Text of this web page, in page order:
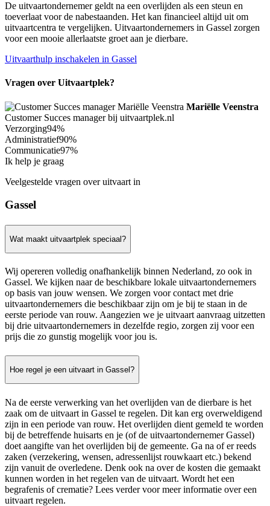
De uitvaartondernemer geldt na een overlijden als een steun en
toeverlaat voor de nabestaanden. Het kan financieel altijd uit om
uitvaartcentra te vergelijken. Uitvaartondernemers in Gassel zorgen
voor een mooie allerlaatste groet aan je dierbare.
Uitvaarthulp inschakelen in Gassel
Vragen over Uitvaartplek?
Mariëlle Veenstra
Customer Succes manager bij uitvaartplek.nl
Verzorging94%
Administratief90%
Communicatie97%
Ik help je graag
Veelgestelde vragen over uitvaart in
Gassel
Wat maakt uitvaartplek speciaal?
Wij opereren volledig onafhankelijk binnen Nederland, zo ook in
Gassel. We kijken naar de beschikbare lokale uitvaartondernemers
op basis van jouw wensen. We zorgen voor contact met drie
uitvaartondernemers die beschikbaar zijn om je bij te staan in de
eerste periode van rouw. Aangezien we je uitvaart aanvraag uitzetten
bij drie uitvaartondernemers in dezelfde regio, zorgen zij voor een
prijs die zo gunstig mogelijk voor jou is.
Hoe regel je een uitvaart in Gassel?
Na de eerste verwerking van het overlijden van de dierbare is het
zaak om de uitvaart in Gassel te regelen. Dit kan erg overweldigend
zijn in een periode van rouw. Het overlijden dient gemeld te worden
bij de betreffende huisarts en je (of de uitvaartondernemer Gassel)
doet aangifte van het overlijden bij de gemeente. Ga na of er reeds
zaken (verzekering, wensen, adressenlijst rouwkaart etc.) bekend
zijn vanuit de overledene. Denk ook na over de kosten die gemaakt
kunnen worden in het regelen van de uitvaart. Wordt het een
begrafenis of crematie? Lees verder voor meer informatie over een
uitvaart regelen.